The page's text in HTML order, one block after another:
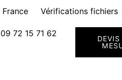
Vérifications fichiers
09 72 15 71 62
DEVIS